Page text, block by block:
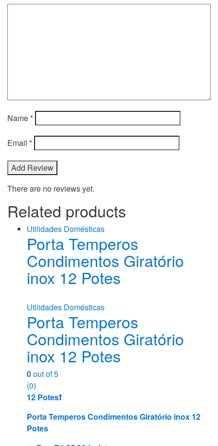
Name*
Email *
There are no reviews yet.
Related products
Utilidades Domésticas
Porta Temperos
Condimentos Giratório
inox 12 Potes
Utilidades Domésticas
Porta Temperos
Condimentos Giratório
inox 12 Potes
0out of 5
(0)
12 Potes❗️
Porta Temperos Condimentos Giratório inox 12
Potes